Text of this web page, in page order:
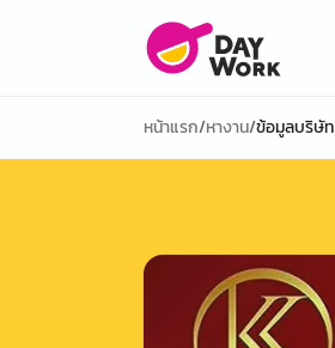
หน้าแรก/หางาน/ข้อมูลบริษัท